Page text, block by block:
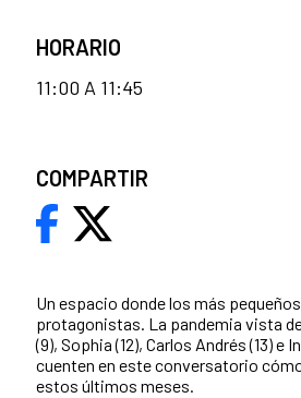
Un espacio donde los más
protagonistas. La pandemia vista
(9), Sophia (12), Carlos Andrés (13) e
cuenten en este conversatorio
estos últimos meses.
HORARIO
11:00 A 11:45
COMPARTIR